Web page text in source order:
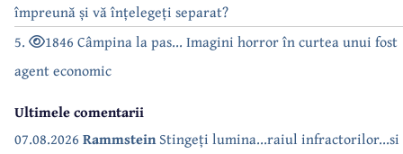
împreună și vă înțelegeți separat?
5.
1846 Câmpina la pas... Imagini horror în curtea unui fost
agent economic
Ultimele comentarii
07.08.2026 RammsteinStingeți lumina...raiul infractorilor...si